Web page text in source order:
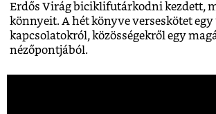
Erdős Virág biciklifutárkodni kezdett,
könnyeit. A hét könyve verseskötet
kapcsolatokról, közösségekről egy
nézőpontjából.